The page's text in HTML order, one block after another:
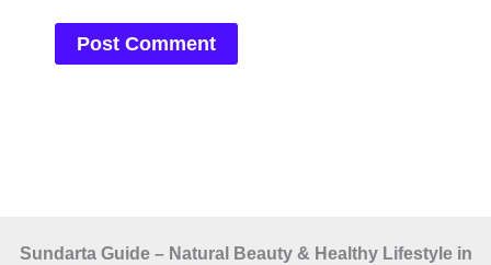
Sundarta Guide – Natural Beauty & Healthy Lifestyle in